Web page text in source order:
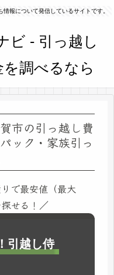
報について発信しているサイトです。
市の引っ越し費
ック・家族引っ
で最安値（最大
せる！／
引越し侍